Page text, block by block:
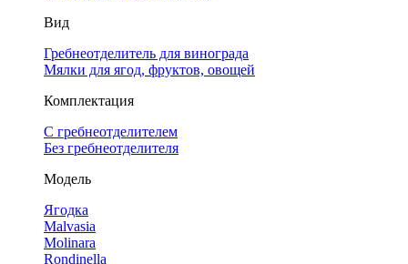
Вид
Гребнеотделитель для винограда
Мялки для ягод, фруктов, овощей
Комплектация
С гребнеотделителем
Без гребнеотделителя
Модель
Ягодка
Malvasia
Molinara
Rondinella